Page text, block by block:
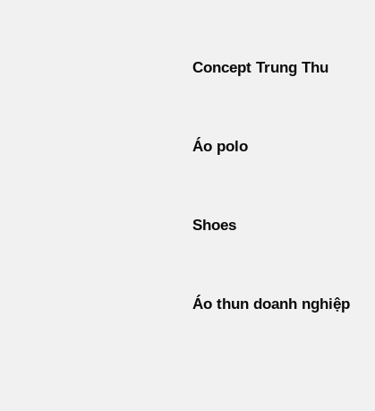
Concept Trung Thu
Áo polo
Shoes
Áo thun doanh nghiệp